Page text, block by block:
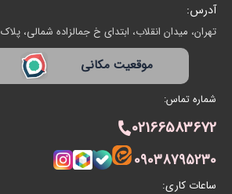
آدرس:
تهران، میدان انقلاب، ابتدای خ جمالزاده شمالی، پلاک 208، واحد 2
موقعیت مکانی
شماره تماس:
02166583672
09038795230
ساعات کاری: